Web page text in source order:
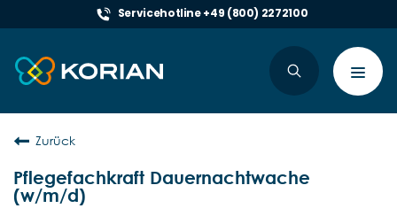
Servicehotline +49 (800) 2272100
Zurück
Pflegefachkraft Dauernachtwache
(w/m/d)